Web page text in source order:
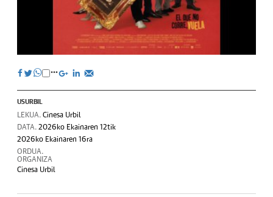
USURBIL
LEKUA. Cinesa Urbil
DATA. 2026ko Ekainaren 12tik
2026ko Ekainaren 16ra
ORDUA.
ORGANIZA
Cinesa Urbil